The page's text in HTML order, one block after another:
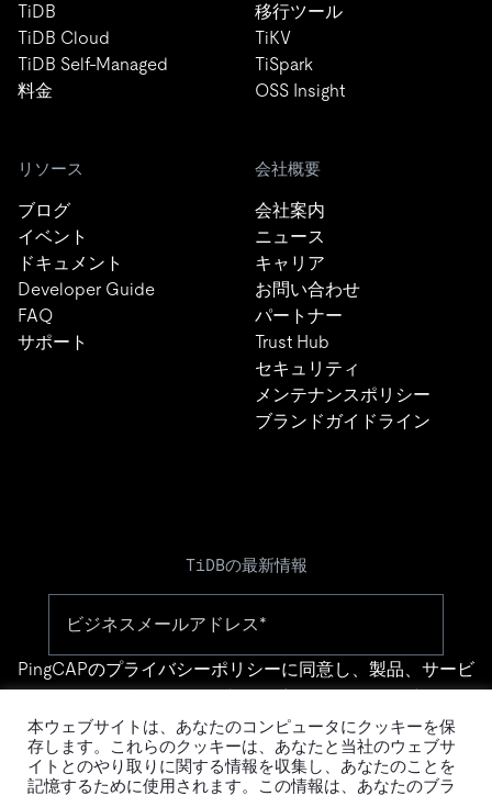
TiDB
TiDB Cloud
TiDB Self-Managed
料金
移行ツール
TiKV
TiSpark
OSS Insight
リソース
ブログ
イベント
ドキュメント
Developer Guide
FAQ
サポート
会社概要
会社案内
ニュース
キャリア
お問い合わせ
パートナー
Trust Hub
セキュリティ
メンテナンスポリシー
ブランドガイドライン
TiDBの最新情報
PingCAPのプライバシーポリシーに同意し、製品、サービ
す。
本ウェブサイトは、あなたのコンピュータにクッキーを保
存します。これらのクッキーは、あなたと当社のウェブサ
イトとのやり取りに関する情報を収集し、あなたのことを
記憶するために使用されます。この情報は、あなたのブラ